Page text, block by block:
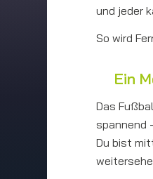
und jeder
So wird
Ein
Das
spannend
Du bist